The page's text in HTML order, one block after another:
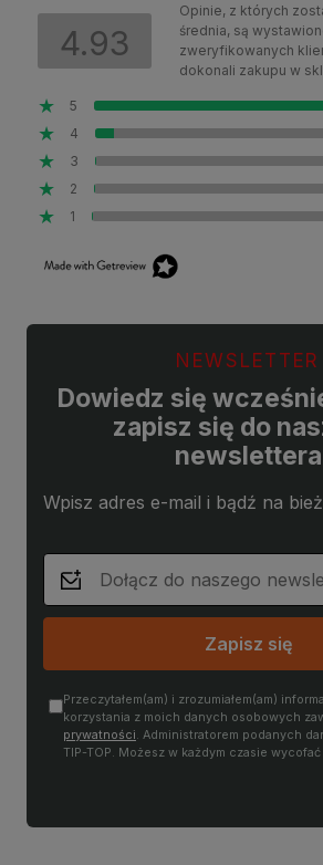
4.93
Opinie, z których
średnia, są
zweryfikowanych
dokonali zakupu w
5
4
3
2
1
NEWSLETTER
Dowiedz się
zapisz się do
newslettera
Wpisz adres e-mail i bądź na
Zapisz się
Przeczytałem(am) i zrozumiałem(am)
korzystania z moich danych osobowych
prywatności. Administratorem podanych
TIP-TOP. Możesz w każdym czasie